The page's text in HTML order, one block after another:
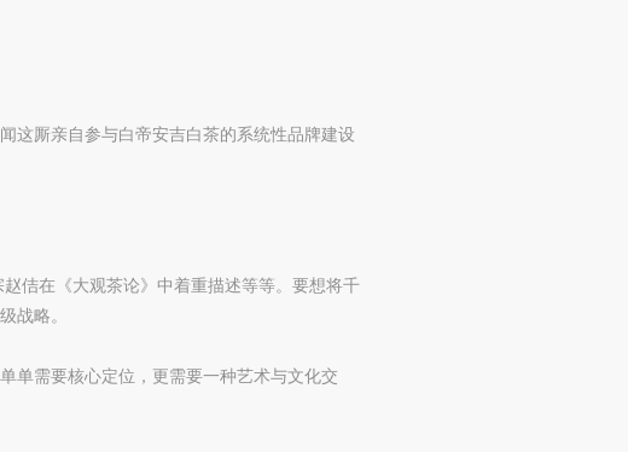
这厮亲自参与白帝安吉白茶的系统性品牌建设
佶在《大观茶论》中着重描述等等。要想将千
战略。
单需要核心定位，更需要一种艺术与文化交